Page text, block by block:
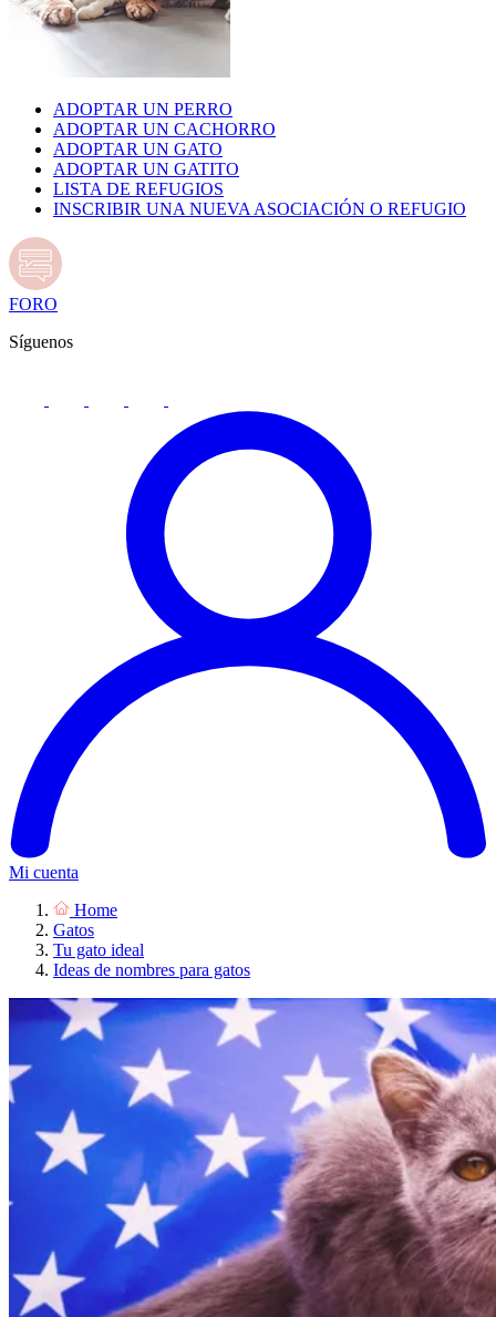
ADOPTAR UN PERRO
ADOPTAR UN CACHORRO
ADOPTAR UN GATO
ADOPTAR UN GATITO
LISTA DE REFUGIOS
INSCRIBIR UNA NUEVA ASOCIACIÓN O REFUGIO
FORO
Síguenos
Mi cuenta
Home
Gatos
Tu gato ideal
Ideas de nombres para gatos